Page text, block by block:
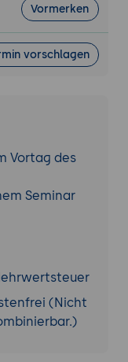
und -
des
and-
von
Lösungen für
Vormerken
vorschlagen
Vortag des
Seminar
(Nicht